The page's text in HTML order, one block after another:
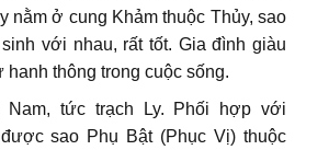
nằm ở cung Khảm thuộc Thủy, sao
với nhau, rất tốt. Gia đình giàu
hanh thông trong cuộc sống.
Nam, tức trạch Ly. Phối hợp với
sao Phụ Bật (Phục Vị) thuộc